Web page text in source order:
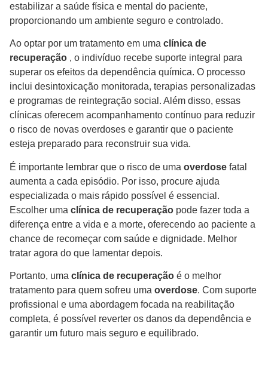
estabilizar a saúde física e mental do paciente,
proporcionando um ambiente seguro e controlado.
Ao optar por um tratamento em uma clínica de
recuperação , o indivíduo recebe suporte integral para
superar os efeitos da dependência química. O processo
inclui desintoxicação monitorada, terapias personalizadas
e programas de reintegração social. Além disso, essas
clínicas oferecem acompanhamento contínuo para reduzir
o risco de novas overdoses e garantir que o paciente
esteja preparado para reconstruir sua vida.
É importante lembrar que o risco de uma overdose fatal
aumenta a cada episódio. Por isso, procure ajuda
especializada o mais rápido possível é essencial.
Escolher uma clínica de recuperação pode fazer toda a
diferença entre a vida e a morte, oferecendo ao paciente a
chance de recomeçar com saúde e dignidade. Melhor
tratar agora do que lamentar depois.
Portanto, uma clínica de recuperação é o melhor
tratamento para quem sofreu uma overdose. Com suporte
profissional e uma abordagem focada na reabilitação
completa, é possível reverter os danos da dependência e
garantir um futuro mais seguro e equilibrado.